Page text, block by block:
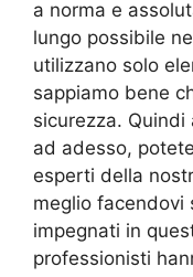
a norma e
lungo possibile
utilizzano solo
sappiamo bene
sicurezza.
ad adesso,
esperti della
meglio facendovi
impegnati in
professionisti